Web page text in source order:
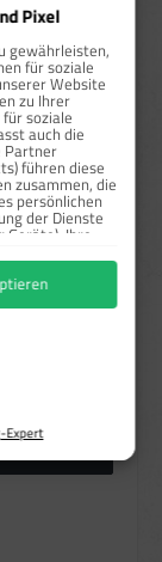
um die Anzahl zu
Pixel
gewährleisten,
für soziale
Website
zu Ihrer
soziale
auch die
Partner
führen diese
zusammen, die
persönlichen
der Dienste
Ihre
Button links
von Daten
Expert